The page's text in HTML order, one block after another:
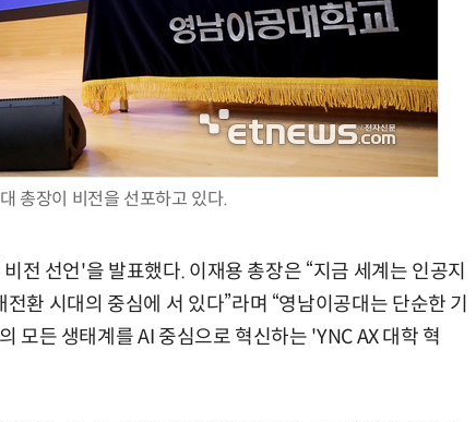
총장이 비전을 선포하고 있다.
전 선언'을 발표했다. 이재용 총장은 “지금 세계는 인공지
환 시대의 중심에 서 있다”라며 “영남이공대는 단순한 기
모든 생태계를 AI 중심으로 혁신하는 'YNC AX 대학 혁